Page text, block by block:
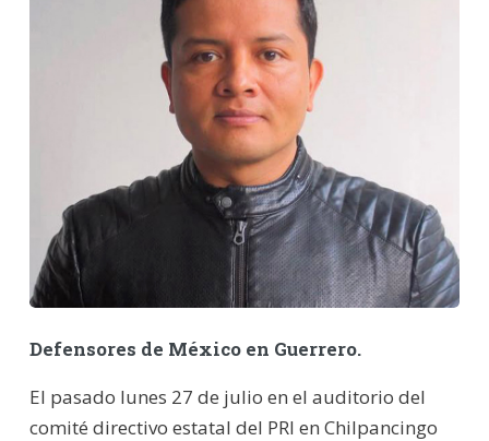
Defensores de México en Guerrero.
El pasado lunes 27 de julio en el auditorio del
comité directivo estatal del PRI en Chilpancingo